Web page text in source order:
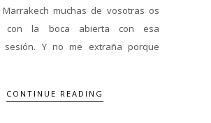
muchas de vosotras os
con la boca abierta con esa
sesión. Y no me extraña porque
CONTINUE READING